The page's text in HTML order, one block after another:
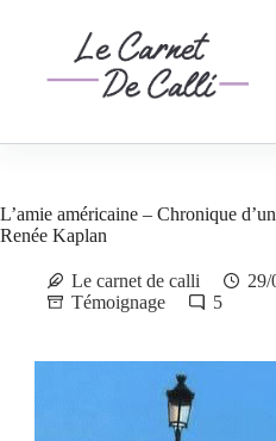
L’amie américaine – Chronique
Renée Kaplan
Le carnet de calli
29/
Témoignage
5